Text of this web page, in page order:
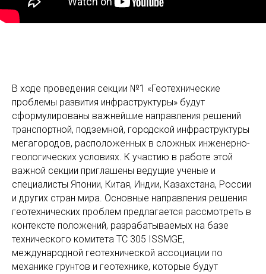
В ходе проведения секции №1 «Геотехнические
проблемы развития инфраструктуры» будут
сформулированы важнейшие направления решений
транспортной, подземной, городской инфраструктуры
мегагородов, расположенных в сложных инженерно-
геологических условиях. К участию в работе этой
важной секции приглашены ведущие ученые и
специалисты Японии, Китая, Индии, Казахстана, России
и других стран мира. Основные направления решения
геотехнических проблем предлагается рассмотреть в
контексте положений, разрабатываемых на базе
технического комитета TC 305 ISSMGE,
международной геотехнической ассоциации по
механике грунтов и геотехнике, которые будут